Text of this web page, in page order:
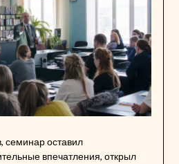
семинар оставил
впечатления, открыл